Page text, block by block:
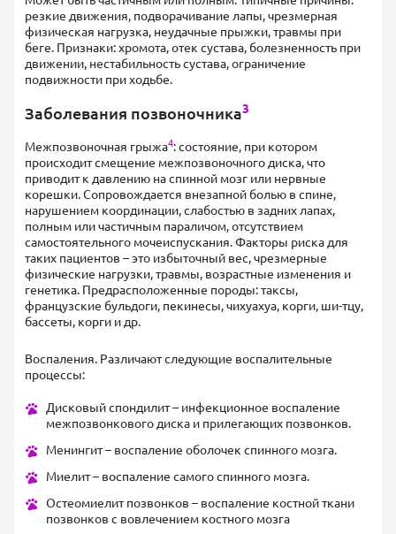
резкие движения, подворачивание лапы, чрезмерная
физическая нагрузка, неудачные прыжки, травмы при
беге. Признаки: хромота, отек сустава, болезненность при
движении, нестабильность сустава, ограничение
подвижности при ходьбе.
Заболевания позвоночника3
Межпозвоночная грыжа4: состояние, при котором
происходит смещение межпозвоночного диска, что
приводит к давлению на спинной мозг или нервные
корешки. Сопровождается внезапной болью в спине,
нарушением координации, слабостью в задних лапах,
полным или частичным параличом, отсутствием
самостоятельного мочеиспускания. Факторы риска для
таких пациентов – это избыточный вес, чрезмерные
физические нагрузки, травмы, возрастные изменения и
генетика. Предрасположенные породы: таксы,
французские бульдоги, пекинесы, чихуахуа, корги, ши-тцу,
бассеты, корги и др.
Воспаления. Различают следующие воспалительные
процессы:
Дисковый спондилит – инфекционное воспаление
межпозвонкового диска и прилегающих позвонков.
Менингит – воспаление оболочек спинного мозга.
Миелит – воспаление самого спинного мозга.
Остеомиелит позвонков – воспаление костной ткани
позвонков с вовлечением костного мозга